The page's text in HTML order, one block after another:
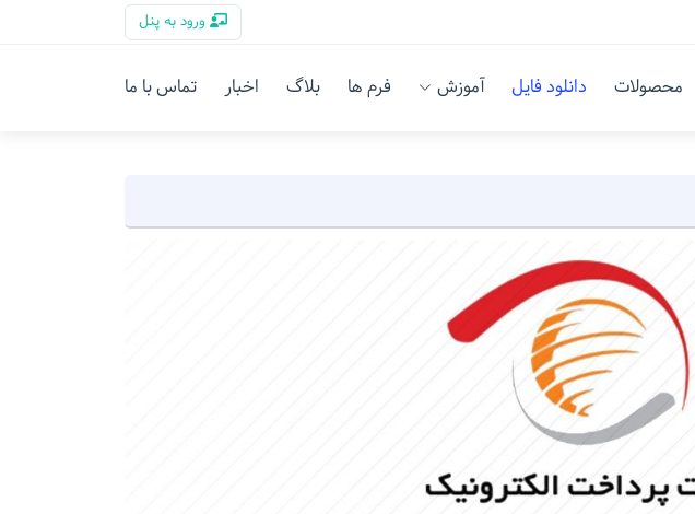
ورود به پنل
محصولات دانلود فایل آموزش فرم ها بلاگ اخبار تماس با ما